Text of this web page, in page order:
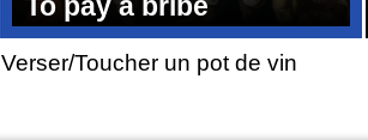
To pay a bribe
Verser/Toucher un pot de vin